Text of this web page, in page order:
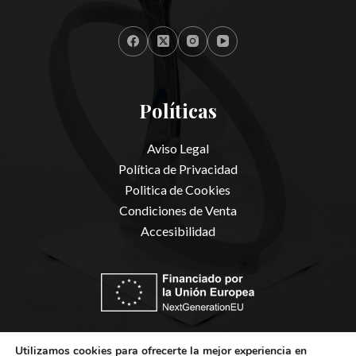
Políticas
Aviso Legal
Política de Privacidad
Politica de Cookies
Condiciones de Venta
Accesibilidad
Utilizamos cookies para ofrecerte la mejor experiencia en